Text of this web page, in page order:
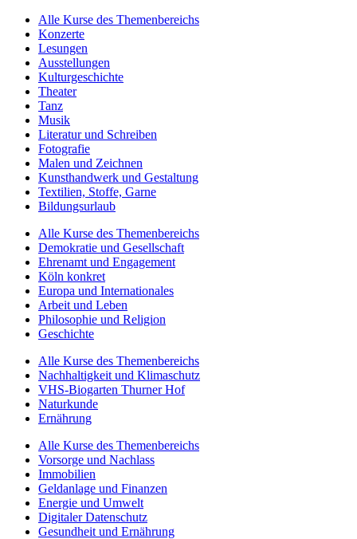
Alle Kurse des Themenbereichs
Konzerte
Lesungen
Ausstellungen
Kulturgeschichte
Theater
Tanz
Musik
Literatur und Schreiben
Fotografie
Malen und Zeichnen
Kunsthandwerk und Gestaltung
Textilien, Stoffe, Garne
Bildungsurlaub
Alle Kurse des Themenbereichs
Demokratie und Gesellschaft
Ehrenamt und Engagement
Köln konkret
Europa und Internationales
Arbeit und Leben
Philosophie und Religion
Geschichte
Alle Kurse des Themenbereichs
Nachhaltigkeit und Klimaschutz
VHS-Biogarten Thurner Hof
Naturkunde
Ernährung
Alle Kurse des Themenbereichs
Vorsorge und Nachlass
Immobilien
Geldanlage und Finanzen
Energie und Umwelt
Digitaler Datenschutz
Gesundheit und Ernährung